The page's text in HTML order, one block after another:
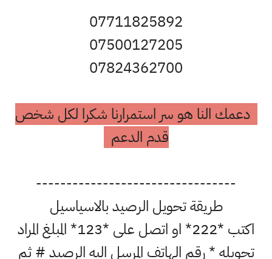
07711825892
07500127205
07824362700
دعمك النا هو سر استمرارنا شكرا لكل شخص
قدم الدعم
---------------------------------
طريقة تحويل الرصيد بالاسياسيل
اكتب *222* او اتصل على *123* المبلغ المراد
تحويله * رقم الهاتف المرسل اليه الرصيد # ثم